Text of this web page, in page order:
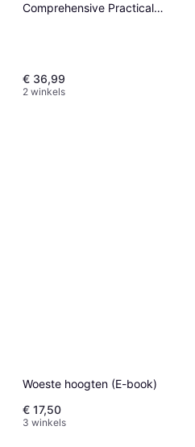
Comprehensive Practical
€ 36,99
2 winkels
Woeste hoogten (E-book)
€ 17,50
3 winkels